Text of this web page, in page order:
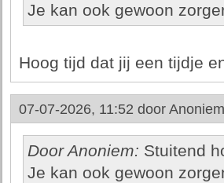
Je kan ook gewoon
Hoog tijd dat jij een tijdje
07-07-2026, 11:52 door Anoniem
Door Anoniem: Stuitend
Je kan ook gewoon